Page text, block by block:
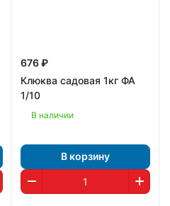
676 ₽
Клюква садовая 1кг ФА
1/10
В наличии
В корзину